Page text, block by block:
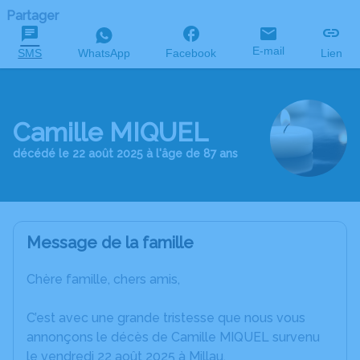
Partager
SMS WhatsApp Facebook E-mail Lien
Camille MIQUEL
décédé le 22 août 2025 à l'âge de 87 ans
Message de la famille
Chère famille, chers amis,
C’est avec une grande tristesse que nous vous
annonçons le décès de Camille MIQUEL survenu
le vendredi 22 août 2025 à Millau.